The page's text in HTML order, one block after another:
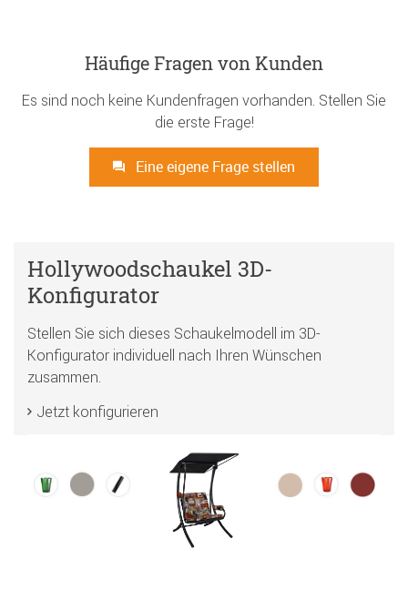
Häufige Fragen von Kunden
Es sind noch keine Kundenfragen vorhanden. Stellen Sie
die erste Frage!
Eine eigene Frage stellen
Hollywoodschaukel 3D-
Konfigurator
Stellen Sie sich dieses Schaukelmodell im 3D-
Konfigurator individuell nach Ihren Wünschen
zusammen.
Jetzt konfigurieren